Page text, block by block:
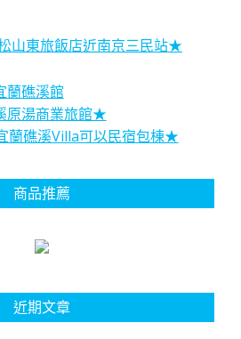
山東旅飯店近南京三民站★
蘭礁溪館
原湯商業旅館★
蘭礁溪Villa可以民宿包棟★
商品推薦
近期文章